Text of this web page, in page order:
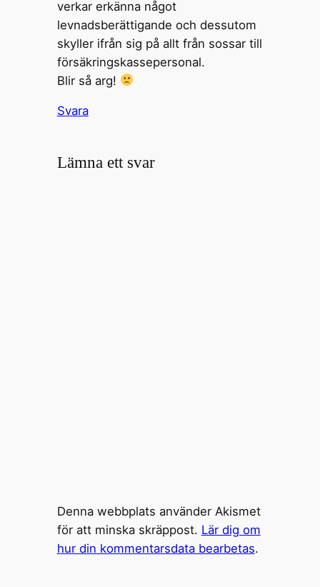
verkar erkänna något
levnadsberättigande och dessutom
skyller ifrån sig på allt från sossar till
försäkringskassepersonal.
Blir så arg!
Svara
Lämna ett svar
Denna webbplats använder Akismet
för att minska skräppost. Lär dig om
hur din kommentarsdata bearbetas.